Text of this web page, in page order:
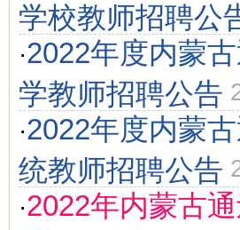
学校教师招聘公
·2022年度内蒙
学教师招聘公告
·2022年度内蒙
统教师招聘公告
·2022年内蒙古